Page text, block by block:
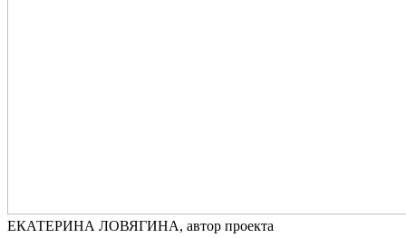
ЕКАТЕРИНА ЛОВЯГИНА, автор проекта